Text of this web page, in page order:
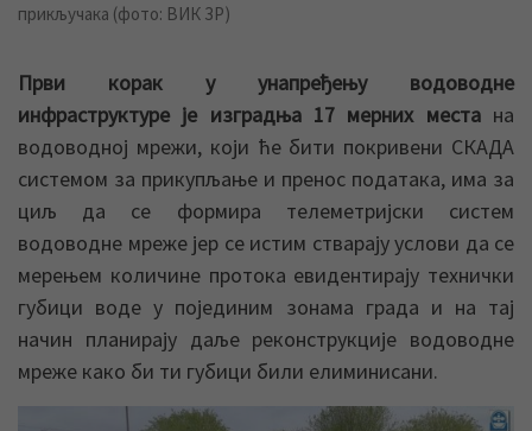
прикључака (фото: ВИК ЗР)
Први корак у унапређењу водоводне
инфраструктуре је изградња 17 мерних местана
водоводној мрежи, који ће бити покривени СКАДА
системом за прикупљање и пренос података, има за
циљ да се формира телеметријски систем
водоводне мреже јер се истим стварају услови да се
мерењем количине протока евидентирају технички
губици воде у појединим зонама града и на тај
начин планирају даље реконструкције водоводне
мреже како би ти губици били елиминисани.